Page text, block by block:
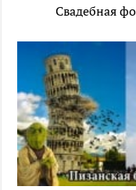
Свадебная